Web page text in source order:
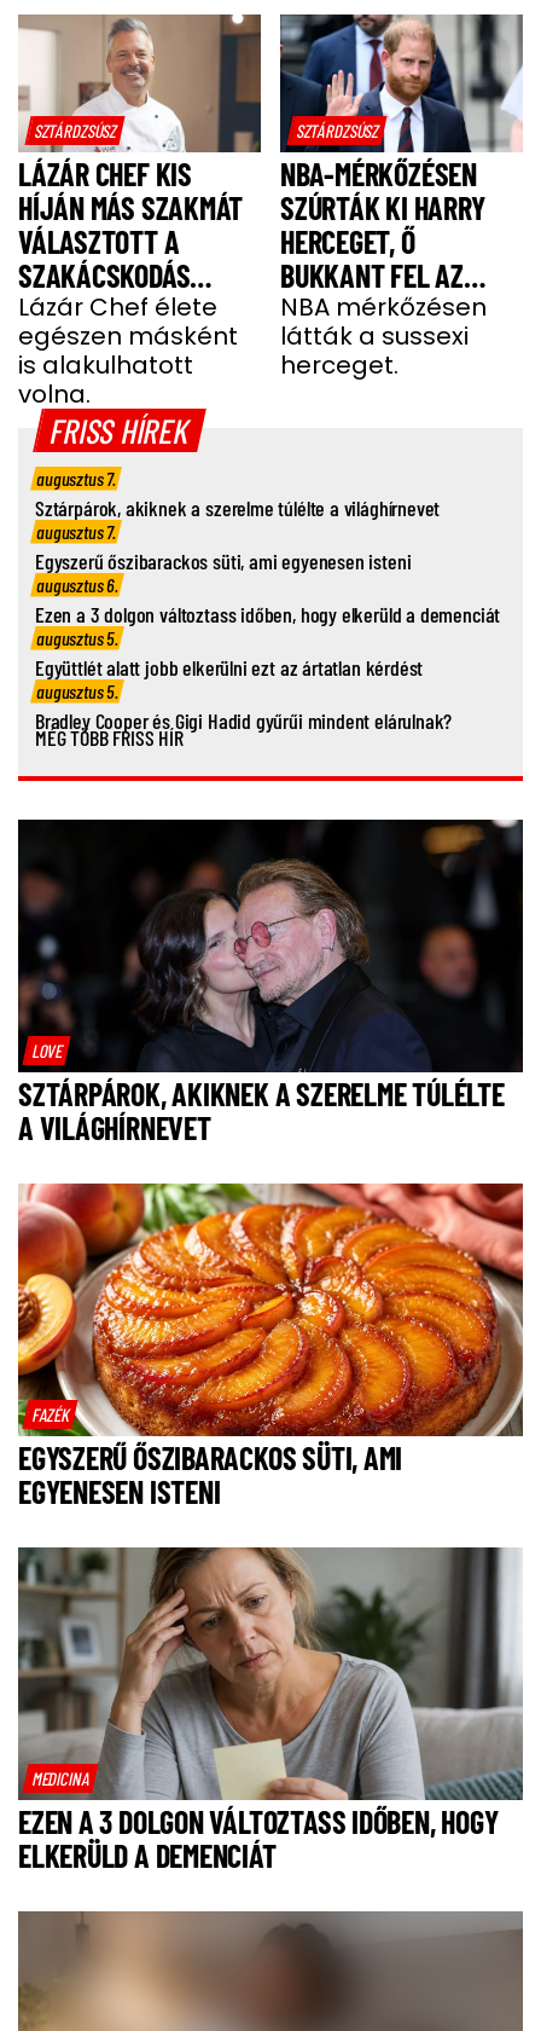
SZTÁRDZSÚSZ
LÁZÁR CHEF KIS
HÍJÁN MÁS SZAKMÁT
VÁLASZTOTT A
SZAKÁCSKODÁS
HELYETT
Lázár Chef élete
egészen másként
is alakulhatott
volna.
SZTÁRDZSÚSZ
NBA-MÉRKŐZÉSEN
SZÚRTÁK KI HARRY
HERCEGET, Ő
BUKKANT FEL AZ
OLDALÁN
NBA mérkőzésen
látták a sussexi
herceget.
FRISS HÍREK
augusztus 7.
Sztárpárok, akiknek a szerelme túlélte a világhírnevet
augusztus 7.
Egyszerű őszibarackos süti, ami egyenesen isteni
augusztus 6.
Ezen a 3 dolgon változtass időben, hogy elkerüld a demenciát
augusztus 5.
Együttlét alatt jobb elkerülni ezt az ártatlan kérdést
augusztus 5.
Bradley Cooper és Gigi Hadid gyűrűi mindent elárulnak?
MÉG TÖBB FRISS HÍR
LOVE
SZTÁRPÁROK, AKIKNEK A SZERELME TÚLÉLTE
A VILÁGHÍRNEVET
FAZÉK
EGYSZERŰ ŐSZIBARACKOS SÜTI, AMI
EGYENESEN ISTENI
MEDICINA
EZEN A 3 DOLGON VÁLTOZTASS IDŐBEN, HOGY
ELKERÜLD A DEMENCIÁT